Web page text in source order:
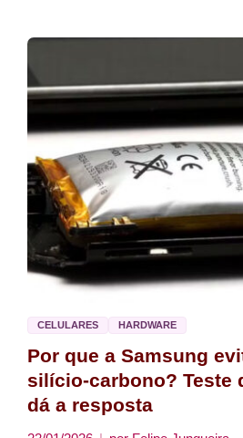
CELULARES HARDWARE
Por que a Samsung
silício-carbono? Teste
dá a resposta